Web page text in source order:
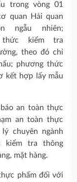
trong vòng 01
quan Hải quan
ngẫu nhiên;
thức kiểm tra
theo đó chỉ
phương thức
kết hợp lấy mẫu
an toàn thực
an toàn thực
chuyên ngành
kiểm tra thông
mặt hàng.
phẩm đối với